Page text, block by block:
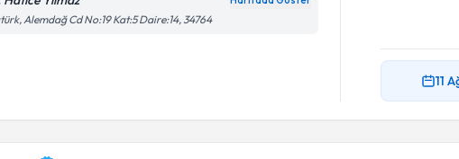
Alemdağ Cd No:19 Kat:5 Daire:14, 34764
11